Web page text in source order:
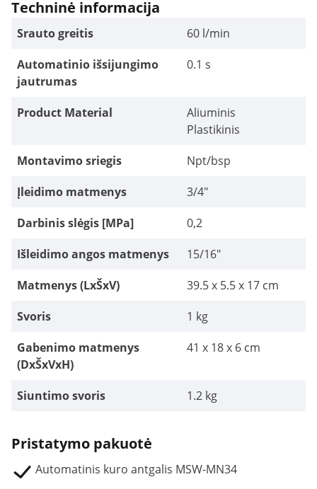
Techninė informacija
Srauto greitis
60 l/min
Automatinio išsijungimo
jautrumas
0.1 s
Product Material
Aliuminis
Plastikinis
Montavimo sriegis
Npt/bsp
Įleidimo matmenys
3/4"
Darbinis slėgis [MPa]
0,2
Išleidimo angos matmenys
15/16"
Matmenys (LxŠxV)
39.5 x 5.5 x 17 cm
Svoris
1 kg
Gabenimo matmenys
(DxŠxVxH)
41 x 18 x 6 cm
Siuntimo svoris 1.2 kg
Pristatymo pakuotė
Automatinis kuro antgalis MSW-MN34